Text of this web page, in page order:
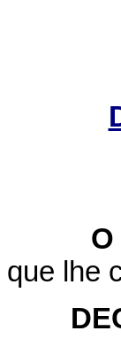
O
que lhe